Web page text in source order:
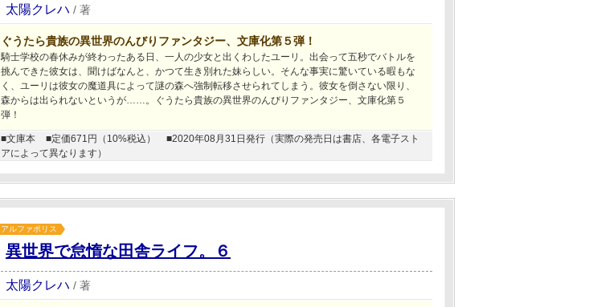
太陽クレハ / 著
ぐうたら貴族の異世界のんびりファンタジー、文庫化第５弾！
騎士学校の春休みが終わったある日、一人の少女と出くわしたユーリ。出会って五秒でバトルを
挑んできた彼女は、聞けばなんと、かつて生き別れた妹らしい。そんな事実に驚いている暇もな
く、ユーリは彼女の魔道具によって謎の森へ強制転移させられてしまう。彼女を倒さない限り、
森からは出られないというが……。ぐうたら貴族の異世界のんびりファンタジー、文庫化第５
弾！
■文庫本 ■定価671円（10%税込）
■2020年08月31日発行（実際の発売日は書店、各電子スト
アによって異なります）
アルファポリス
異世界で怠惰な田舎ライフ。６
太陽クレハ / 著